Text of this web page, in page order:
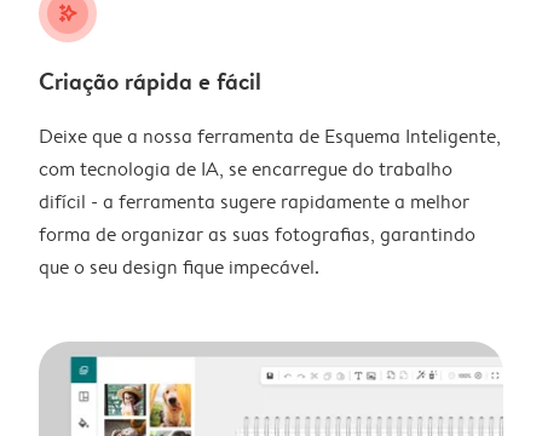
stars_plus
Criação rápida e fácil
Deixe que a nossa ferramenta de Esquema Inteligente,
com tecnologia de IA, se encarregue do trabalho
difícil - a ferramenta sugere rapidamente a melhor
forma de organizar as suas fotografias, garantindo
que o seu design fique impecável.